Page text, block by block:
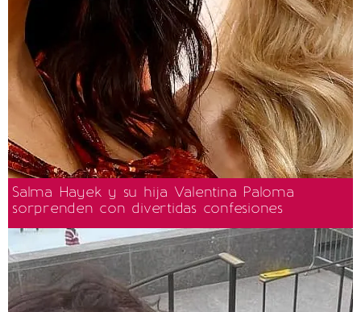
Salma Hayek y su hija Valentina Paloma
sorprenden con divertidas confesiones